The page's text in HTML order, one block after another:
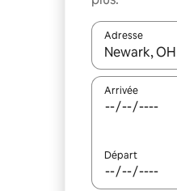
Adresse
Lorsque les
Arrivée
Départ